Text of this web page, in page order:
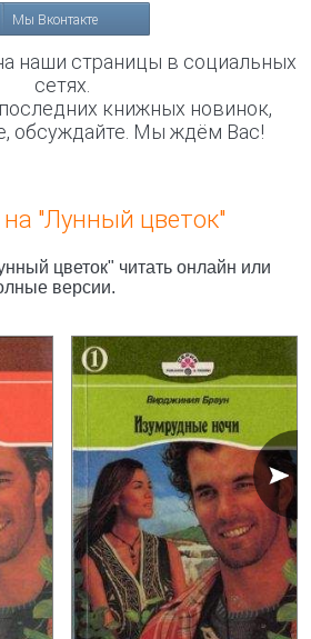
Мы Вконтакте
наши страницы в социальных
сетях.
книжных новинок,
обсуждайте. Мы ждём Вас!
"Лунный цветок"
цветок" читать онлайн или
версии.